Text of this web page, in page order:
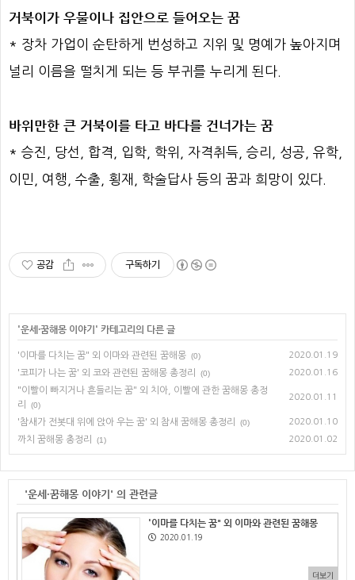
거북이가 우물이나 집안으로 들어오는 꿈
* 장차 가업이 순탄하게 번성하고 지위 및 명예가 높아지며
널리 이름을 떨치게 되는 등 부귀를 누리게 된다.
바위만한 큰 거북이를 타고 바다를 건너가는 꿈
* 승진, 당선, 합격, 입학, 학위, 자격취득, 승리, 성공, 유학,
이민, 여행, 수출, 횡재, 학술답사 등의 꿈과 희망이 있다.
공감 구독하기
'운세·꿈해몽 이야기' 카테고리의 다른 글
'이마를 다치는 꿈" 외 이마와 관련된 꿈해몽 (0) 2020.01.19
'코피가 나는 꿈' 외 코와 관련된 꿈해몽 총정리 (0) 2020.01.16
"이빨이 빠지거나 흔들리는 꿈" 외 치아, 이빨에 관한 꿈해몽 총정
리
(0)
2020.01.11
'참새가 전봇대 위에 앉아 우는 꿈' 외 참새 꿈해몽 총정리 (0) 2020.01.10
까치 꿈해몽 총정리 (1) 2020.01.02
'운세·꿈해몽 이야기' 의 관련글
'이마를 다치는 꿈" 외 이마와 관련된 꿈해몽
2020.01.19
더보기